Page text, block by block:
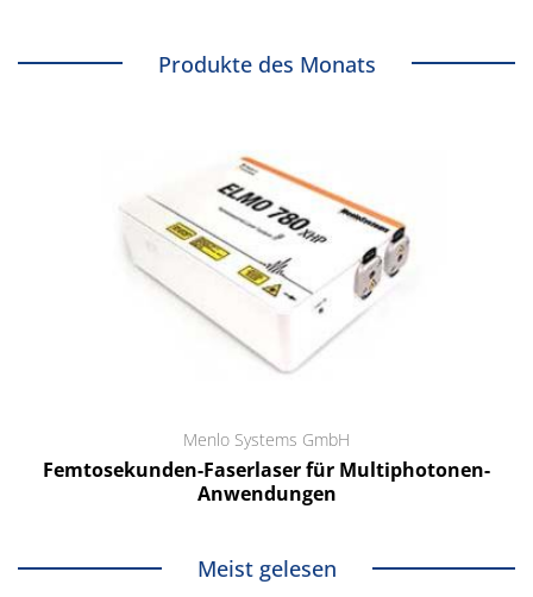
Produkte des Monats
Menlo Systems GmbH
Femtosekunden-Faserlaser für Multiphotonen-
Anwendungen
Meist gelesen